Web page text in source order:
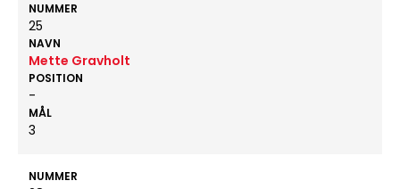
NUMMER
25
NAVN
Mette Gravholt
POSITION
-
MÅL
3
NUMMER